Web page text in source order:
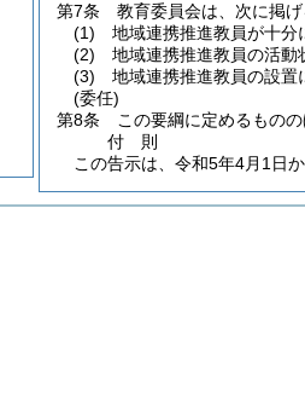
第7条
教育委員会は、次に掲
(1)
地域連携推進教員が十分
(2)
地域連携推進教員の活動
(3)
地域連携推進教員の設置
(委任)
第8条
この要綱に定めるもの
付 則
この告示は、令和5年4月1日か